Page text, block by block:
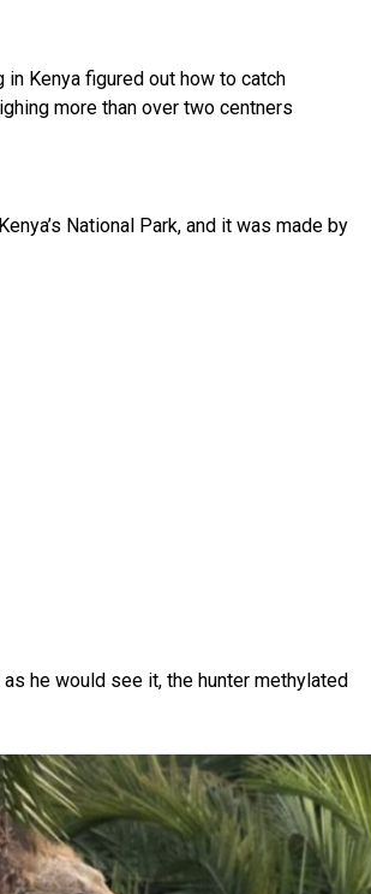
Kenya figured out how to catch
more than over two centners
National Park, and it was made by
he would see it, the hunter methylated